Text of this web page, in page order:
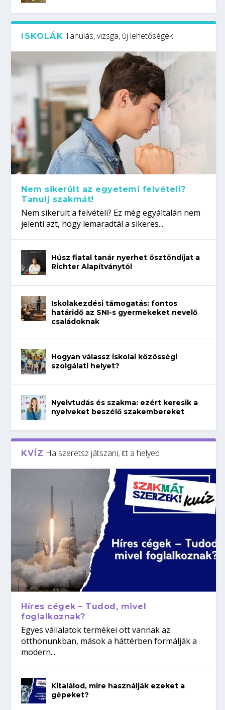
ISKOLÁK Tanulás, vizsga, új lehetőségek
Nem sikerült az egyetemi felvételi?
Tanulj szakmát!
Nem sikerült a felvételi? Ez még egyáltalán nem
jelenti azt, hogy lemaradtál a sikeres...
Húsz fiatal tanár nyerhet ösztöndíjat a
Richter Alapítványtól
Iskolakezdési támogatás: fontos
határidő az SNI-s gyermekeket nevelő
családoknak
Hogyan válassz iskolai közösségi
szolgálati helyet?
Nyelvtudás és szakma: ezért keresik a
nyelveket beszélő szakembereket
KVÍZ Ha szeretsz játszani, itt a helyed
Híres cégek – Tudod, mivel
foglalkoznak?
Egyes vállalatok termékei ott vannak az
otthonunkban, mások a háttérben formálják a
modern...
Kitalálod, mire használják ezeket a
gépeket?